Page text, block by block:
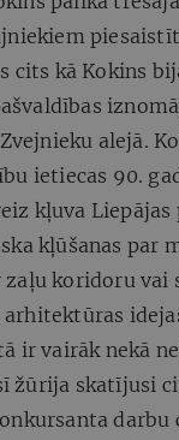
cits kā Kokins
alejā.
ietiecas 90.
kļuva
kļūšanas par
zaļu koridoru vai
ir vairāk nekā
žūrija skatījusi
darbu